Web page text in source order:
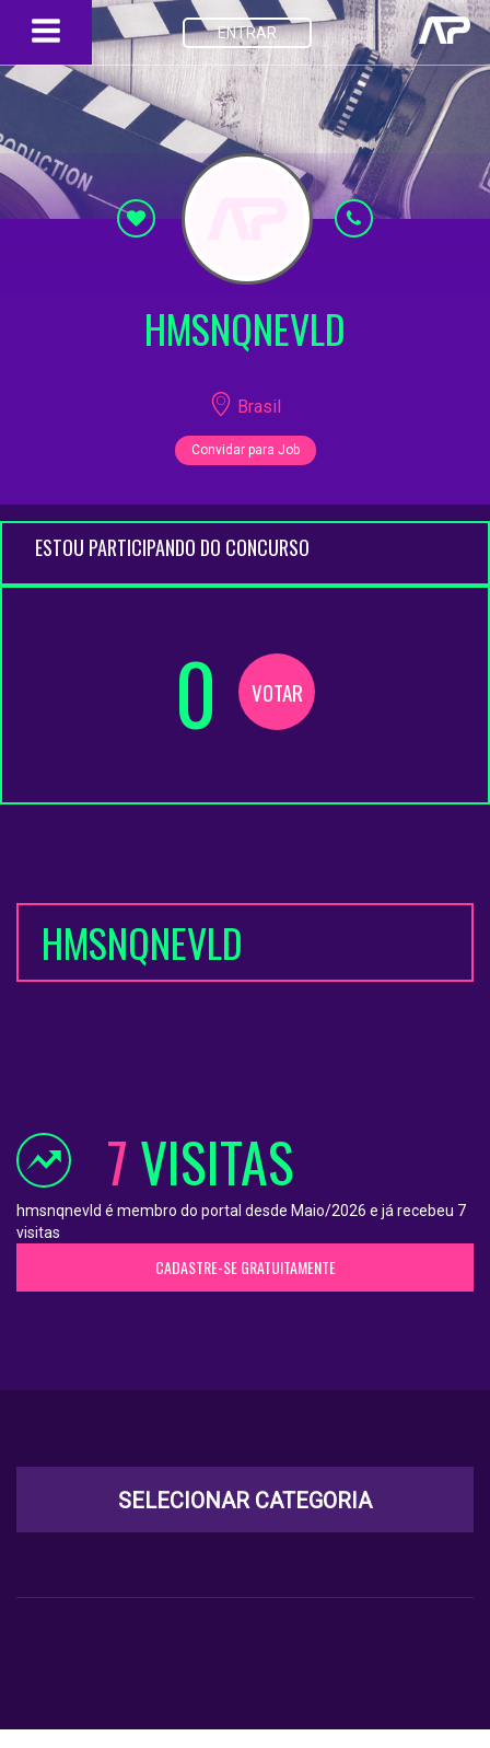
ENTRAR
HMSNQNEVLD
Brasil
Convidar para Job
ESTOU PARTICIPANDO DO CONCURSO
0 VOTAR
HMSNQNEVLD
7VISITAS
hmsnqnevld é membro do portal desde Maio/2026 e já recebeu 7
visitas
CADASTRE-SE GRATUITAMENTE
SELECIONAR CATEGORIA